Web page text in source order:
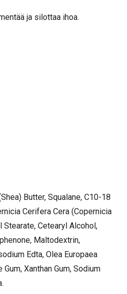
ja silottaa ihoa.
Butter, Squalane, C10-18
Cerifera Cera (Copernicia
Stearate, Cetearyl Alcohol,
Maltodextrin,
Edta, Olea Europaea
Xanthan Gum, Sodium